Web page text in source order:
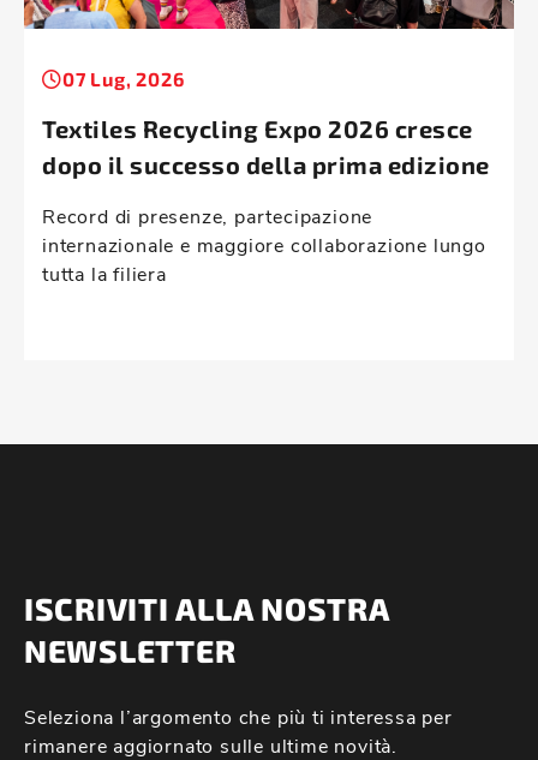
07 Lug, 2026
Textiles Recycling Expo 2026 cresce
dopo il successo della prima edizione
Record di presenze, partecipazione
internazionale e maggiore collaborazione lungo
tutta la filiera
ISCRIVITI ALLA NOSTRA
NEWSLETTER
Seleziona l’argomento che più ti interessa per
rimanere aggiornato sulle ultime novità.